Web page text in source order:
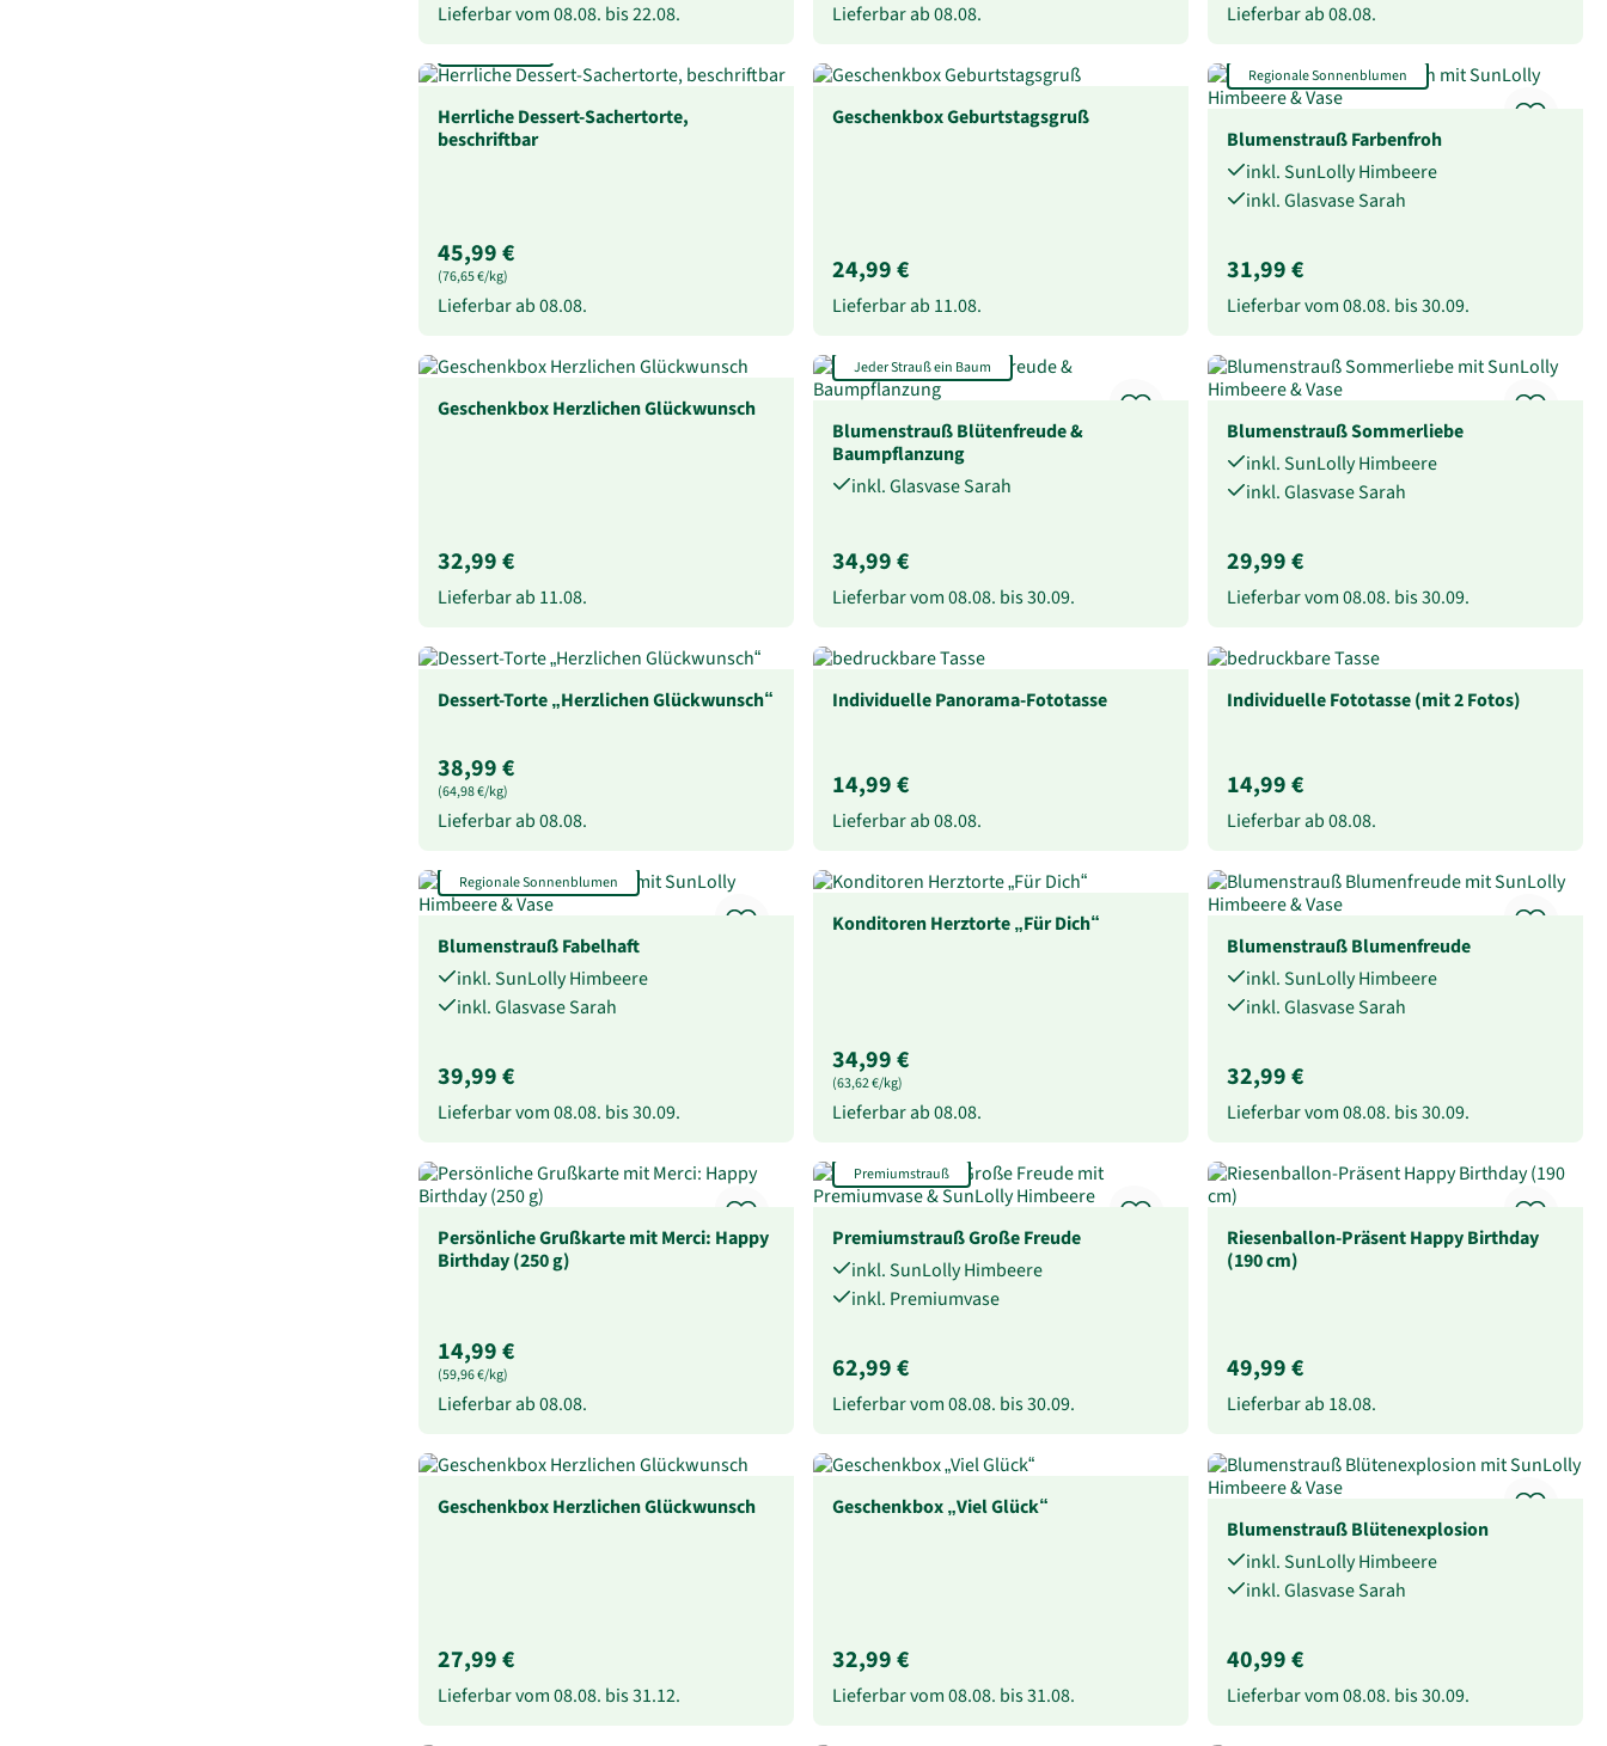
Lieferbar vom08.08. bis22.08. Lieferbar ab08.08. Lieferbar ab08.08.
Herrliche Dessert-Sachertorte,
beschriftbar
45,99 €
(76,65 €/kg)
Lieferbar ab08.08.
Geschenkbox Geburtstagsgruß
24,99 €
Lieferbar ab 11.08.
Regionale Sonnenblumen
Blumenstrauß Farbenfroh
inkl. SunLolly Himbeere
inkl. Glasvase Sarah
31,99 €
Lieferbar vom08.08. bis30.09.
Geschenkbox Herzlichen Glückwunsch
32,99 €
Lieferbar ab 11.08.
Jeder Strauß ein Baum
Blumenstrauß Blütenfreude &
Baumpflanzung
inkl. Glasvase Sarah
34,99 €
Lieferbar vom08.08. bis30.09.
Blumenstrauß Sommerliebe
inkl. SunLolly Himbeere
inkl. Glasvase Sarah
29,99 €
Lieferbar vom08.08. bis30.09.
Dessert-Torte „Herzlichen Glückwunsch“
38,99 €
(64,98 €/kg)
Lieferbar ab08.08.
Individuelle Panorama-Fototasse
14,99 €
Lieferbar ab08.08.
Individuelle Fototasse (mit 2 Fotos)
14,99 €
Lieferbar ab08.08.
Regionale Sonnenblumen
Blumenstrauß Fabelhaft
inkl. SunLolly Himbeere
inkl. Glasvase Sarah
39,99 €
Lieferbar vom08.08. bis30.09.
Konditoren Herztorte „Für Dich“
34,99 €
(63,62 €/kg)
Lieferbar ab08.08.
Blumenstrauß Blumenfreude
inkl. SunLolly Himbeere
inkl. Glasvase Sarah
32,99 €
Lieferbar vom08.08. bis30.09.
Persönliche Grußkarte mit Merci: Happy
Birthday (250 g)
14,99 €
(59,96 €/kg)
Lieferbar ab08.08.
Premiumstrauß
Premiumstrauß Große Freude
inkl. SunLolly Himbeere
inkl. Premiumvase
62,99 €
Lieferbar vom08.08. bis30.09.
Riesenballon-Präsent Happy Birthday
(190 cm)
49,99 €
Lieferbar ab 18.08.
Geschenkbox Herzlichen Glückwunsch
27,99 €
Lieferbar vom08.08. bis31.12.
Geschenkbox „Viel Glück“
32,99 €
Lieferbar vom08.08. bis31.08.
Blumenstrauß Blütenexplosion
inkl. SunLolly Himbeere
inkl. Glasvase Sarah
40,99 €
Lieferbar vom08.08. bis30.09.